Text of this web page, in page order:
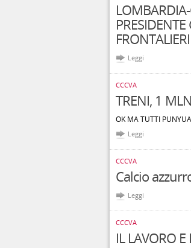
FRONTALIERI
Leggi
CCCVA
TRENI, 1
OK MA TUTTI
Leggi
CCCVA
Calcio
Leggi
CCCVA
IL LAVORO